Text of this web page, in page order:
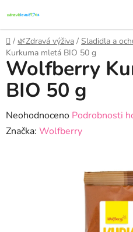
na
obsah
Domů
/ 🌿Zdravá výživa / Sladidla a
Kurkuma mletá BIO 50 g
Wolfberry
BIO 50 g
Průměrné
hodnocení
Neohodnoceno Podrobnosti
Značka: Wolfberry